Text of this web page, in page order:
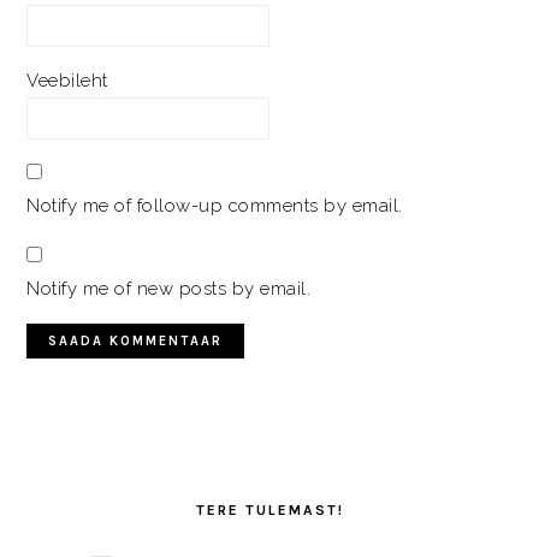
Veebileht
Notify me of follow-up comments by email.
Notify me of new posts by email.
TERE TULEMAST!